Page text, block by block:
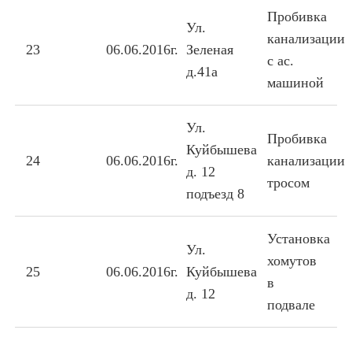
23 06.06.2016г.
Ул.
Зеленая
д.41а
Пробивка
канализации
с ас.
машиной
24 06.06.2016г.
Ул.
Куйбышева
д. 12
подъезд 8
Пробивка
канализации
тросом
25 06.06.2016г.
Ул.
Куйбышева
д. 12
Установка
хомутов
в
подвале